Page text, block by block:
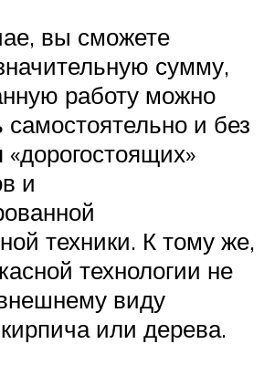
вы сможете
сумму,
работу можно
самостоятельно и без
и
техники. К тому же,
технологии не
виду
или дерева.